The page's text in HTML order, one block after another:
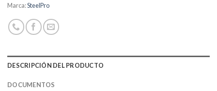
Marca:SteelPro
DESCRIPCIÓN DEL PRODUCTO
DOCUMENTOS